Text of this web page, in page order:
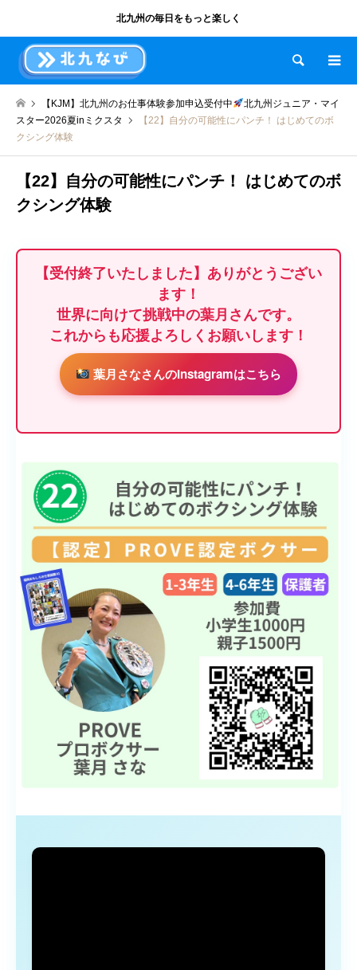
北九州の毎日をもっと楽しく
検索
【KJM】北九州のお仕事体験参加申込受付中
北九州ジュニア・マイ
スター2026夏inミクスタ
【22】自分の可能性にパンチ！ はじめてのボ
クシング体験
【22】自分の可能性にパンチ！ はじめてのボ
クシング体験
【受付終了いたしました】ありがとうござい
ます！
世界に向けて挑戦中の葉月さんです。
これからも応援よろしくお願いします！
葉月さなさんのInstagramはこちら